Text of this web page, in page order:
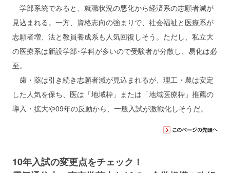
学部系統でみると、就職状況の悪化から経済系の志願者減が
見込まれる。一方、資格志向の強まりで、社会福祉と医療系が
志願者増、法と教員養成系も人気回復しそう。ただし、私立大
の医療系は新設学部･学科が多いので受験者が分散し、易化は必
至。
歯・薬は引き続き志願者減が見込まれるが、理工・農は安定
した人気を保ち、医は「地域枠」または「地域医療枠」推薦の
導入・拡大や09年の反動から、一般入試が激戦化しそうだ。
10年入試の変更点をチェック！